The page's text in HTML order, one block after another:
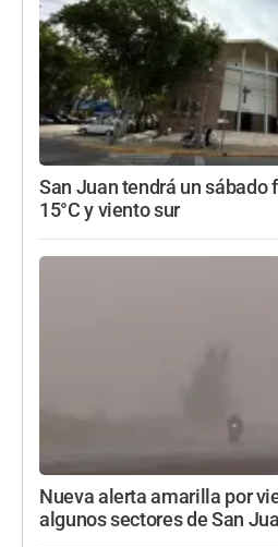
San Juan tendrá un sábado
15°C y viento sur
Nueva alerta amarilla por
algunos sectores de San